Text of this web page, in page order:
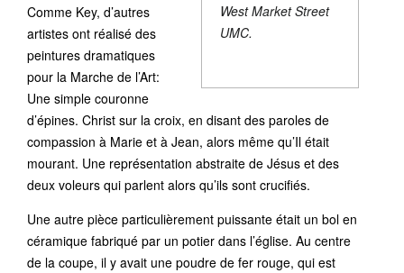
West Market Street
UMC.
Comme Key, d’autres
artistes ont réalisé des
peintures dramatiques
pour la Marche de l’Art:
Une simple couronne
d’épines. Christ sur la croix, en disant des paroles de
compassion à Marie et à Jean, alors même qu’Il était
mourant. Une représentation abstraite de Jésus et des
deux voleurs qui parlent alors qu’ils sont crucifiés.
Une autre pièce particulièrement puissante était un bol en
céramique fabriqué par un potier dans l’église. Au centre
de la coupe, il y avait une poudre de fer rouge, qui est